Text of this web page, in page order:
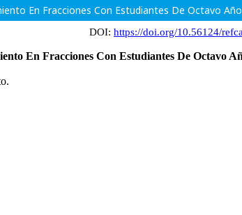
En Fracciones Con Estudiantes De Octavo Año